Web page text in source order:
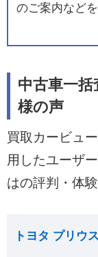
のご案内など
中古車一
様の声
買取カービュ
用したユーザ
はの評判・体
トヨタ プリウ